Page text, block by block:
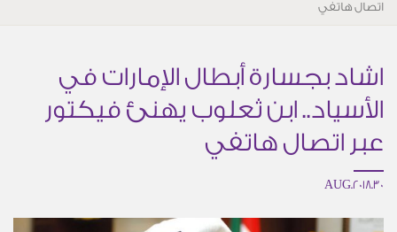
اتصال هاتفي
اشاد بجسارة أبطال الإمارات في
الأسياد.. ابن ثعلوب يهنئ فيكتور
عبر اتصال هاتفي
30.AUG.2018